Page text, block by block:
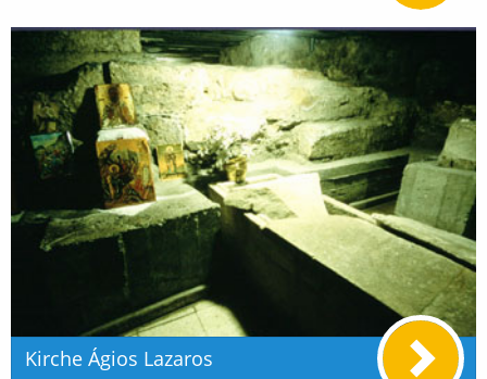
Kirche Ágios Lazaros